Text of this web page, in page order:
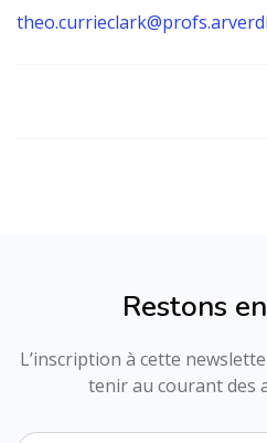
Restons
L’inscription à cette
tenir au courant des